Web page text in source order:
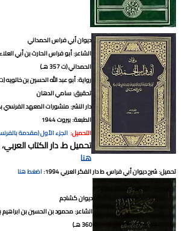
ديوان أبي فراس الحمداني
الشاعر: أبو فراس الحارث بن أبي
الحمداني (ت 357 هـ)
رواية: أبو عبد الله الحسين بن خالويه (ت 370
تحقيق: سامي الدهان
دار النشر: منشورات المعهد
الطبعة: بيروت 1944
التحميل: الجزء الأول (مقدمة
تحميل ط. دار الكتاب
هنا
تحميل: شرح ديوان أبي فراس، ط دار الفكر العربي 1994: اضغط هنا
ديوان كشاجم
الشاعر: محمود بن الحسين بن
360 هـ)